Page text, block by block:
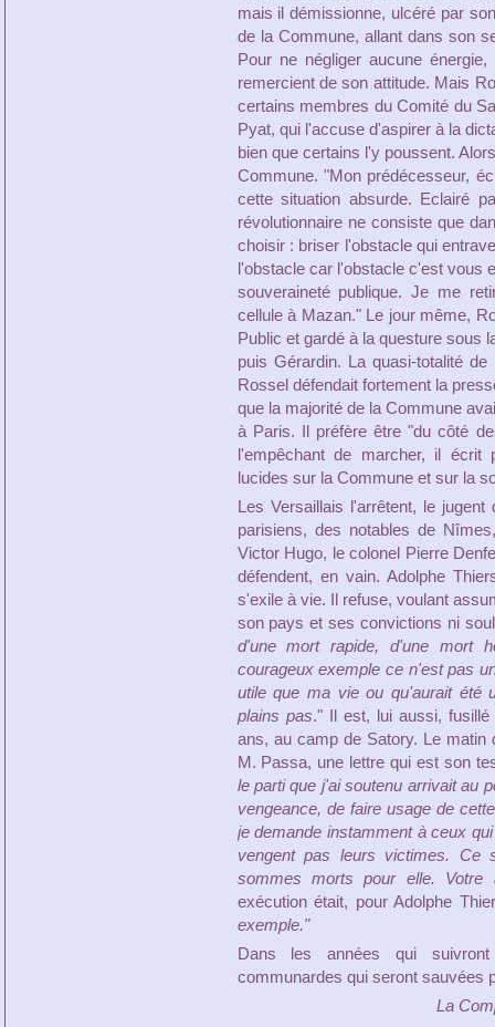
mais il démissionne, ulcéré par
de la Commune, allant dans son
Pour ne négliger aucune
remercient de son attitude. Mais
certains membres du Comité du
Pyat, qui l'accuse d'aspirer à la
bien que certains l'y poussent.
Commune. "Mon prédécesseur,
cette situation absurde. Eclairé
révolutionnaire ne consiste que
choisir : briser l'obstacle qui
l'obstacle car l'obstacle c'est vous
souveraineté publique. Je me
cellule à Mazan." Le jour même,
Public et gardé à la questure sous
puis Gérardin. La quasi-totalité
Rossel défendait fortement la
que la majorité de la Commune
à Paris. Il préfère être "du côté
l'empêchant de marcher, il écrit
lucides sur la Commune et sur la
Les Versaillais l'arrêtent, le
parisiens, des notables de
Victor Hugo, le colonel Pierre
défendent, en vain. Adolphe
s'exile à vie. Il refuse, voulant
son pays et ses convictions ni
d'une mort rapide, d'une mort
courageux exemple ce n'est pas
utile que ma vie ou qu'aurait été
plains pas." Il est, lui aussi,
ans, au camp de Satory. Le matin
M. Passa, une lettre qui est son
le parti que j'ai soutenu arrivait au
vengeance, de faire usage de
je demande instamment à ceux
vengent pas leurs victimes. Ce
sommes morts pour elle. Votre
exécution était, pour Adolphe
exemple."
Dans les années qui
communardes qui seront sauvées
La